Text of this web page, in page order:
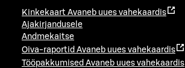
Kinkekaart Avaneb uues vahekaardis
Ajakirjandusele
Andmekaitse
Oiva-raportid Avaneb uues vahekaardis
Tööpakkumised Avaneb uues vahekaardis